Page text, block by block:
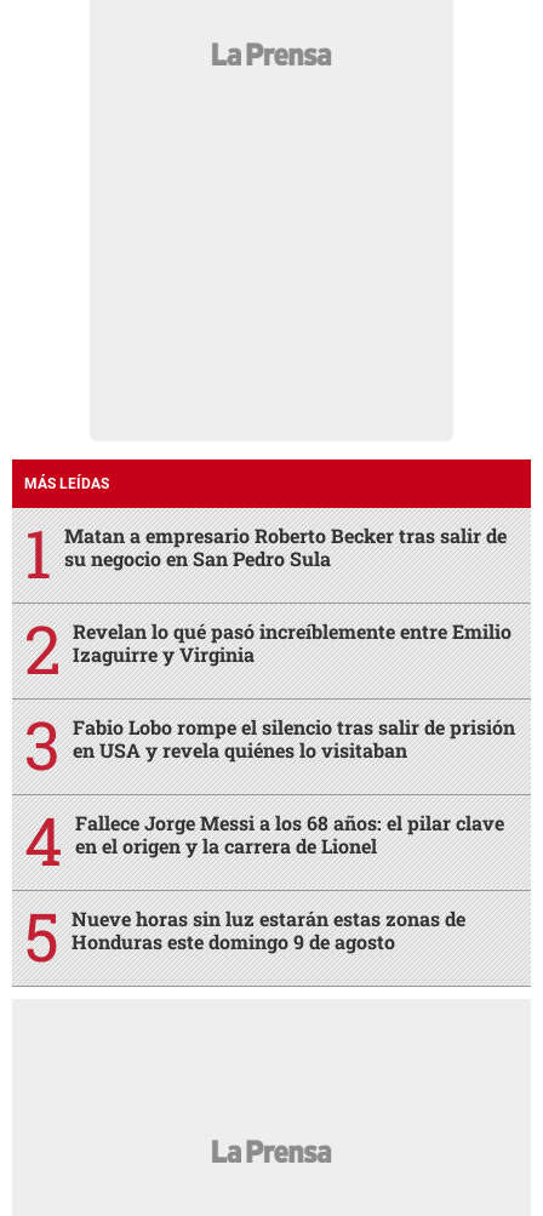
MÁS LEÍDAS
Matan a empresario Roberto Becker tras salir de
su negocio en San Pedro Sula
Revelan lo qué pasó increíblemente entre Emilio
Izaguirre y Virginia
Fabio Lobo rompe el silencio tras salir de prisión
en USA y revela quiénes lo visitaban
Fallece Jorge Messi a los 68 años: el pilar clave
en el origen y la carrera de Lionel
Nueve horas sin luz estarán estas zonas de
Honduras este domingo 9 de agosto